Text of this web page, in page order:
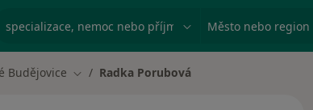
specializace, nemoc nebo příjmení Město nebo region
Budějovice Změna města
Radka Porubová